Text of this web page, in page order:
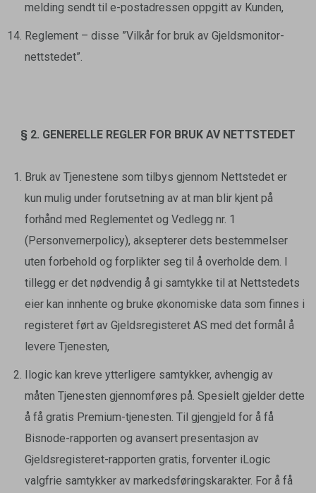
melding sendt til e-postadressen oppgitt av Kunden,
Reglement – disse ”Vilkår for bruk av Gjeldsmonitor-
nettstedet”.
§ 2. GENERELLE REGLER FOR BRUK AV NETTSTEDET
Bruk av Tjenestene som tilbys gjennom Nettstedet er
kun mulig under forutsetning av at man blir kjent på
forhånd med Reglementet og Vedlegg nr. 1
(Personvernerpolicy), aksepterer dets bestemmelser
uten forbehold og forplikter seg til å overholde dem. I
tillegg er det nødvendig å gi samtykke til at Nettstedets
eier kan innhente og bruke økonomiske data som finnes i
registeret ført av Gjeldsregisteret AS med det formål å
levere Tjenesten,
Ilogic kan kreve ytterligere samtykker, avhengig av
måten Tjenesten gjennomføres på. Spesielt gjelder dette
å få gratis Premium-tjenesten. Til gjengjeld for å få
Bisnode-rapporten og avansert presentasjon av
Gjeldsregisteret-rapporten gratis, forventer iLogic
valgfrie samtykker av markedsføringskarakter. For å få